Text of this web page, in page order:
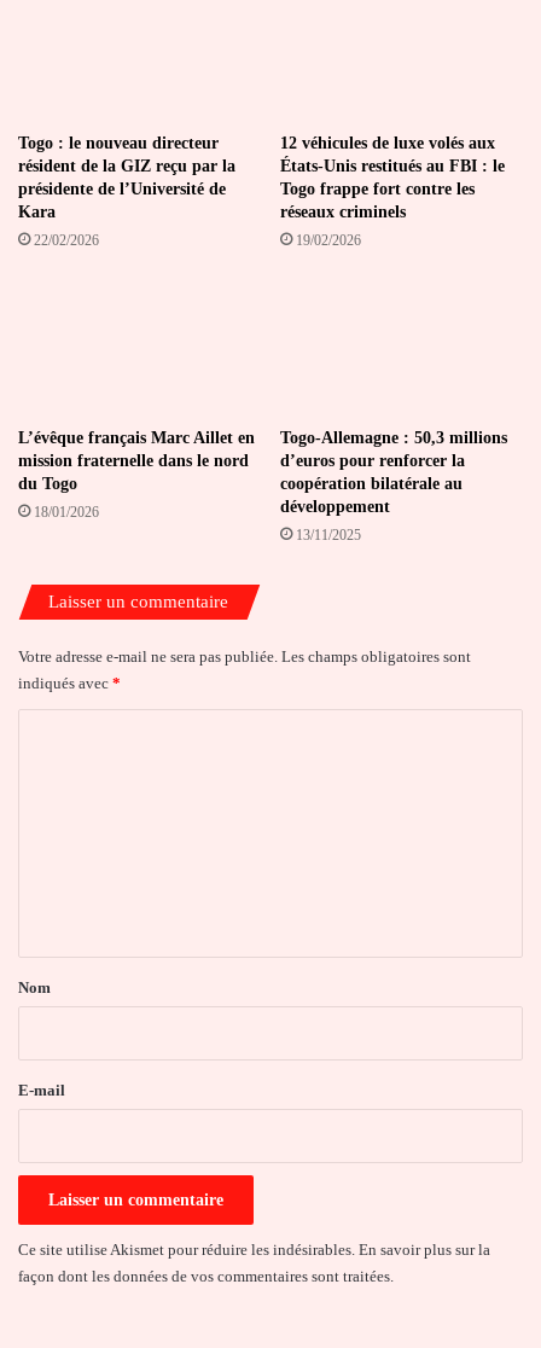
Togo : le nouveau directeur
résident de la GIZ reçu par la
présidente de l’Université de
Kara
22/02/2026
12 véhicules de luxe volés aux
États-Unis restitués au FBI : le
Togo frappe fort contre les
réseaux criminels
19/02/2026
L’évêque français Marc Aillet en
mission fraternelle dans le nord
du Togo
18/01/2026
Togo-Allemagne : 50,3 millions
d’euros pour renforcer la
coopération bilatérale au
développement
13/11/2025
Laisser un commentaire
Votre adresse e-mail ne sera pas publiée. Les champs obligatoires sont
indiqués avec *
a
e
Nom
E-mail
Ce site utilise Akismet pour réduire les indésirables. En savoir plus sur la
façon dont les données de vos commentaires sont traitées.